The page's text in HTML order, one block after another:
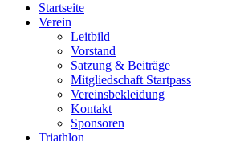
Startseite
Verein
Leitbild
Vorstand
Satzung & Beiträge
Mitgliedschaft Startpass
Vereinsbekleidung
Kontakt
Sponsoren
Triathlon